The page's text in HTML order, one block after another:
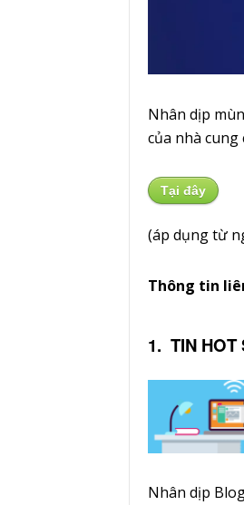
Nhân dịp
của nhà cung
Tại đây
(áp dụng từ
Thông tin
1. TIN HOT
Nhân dịp